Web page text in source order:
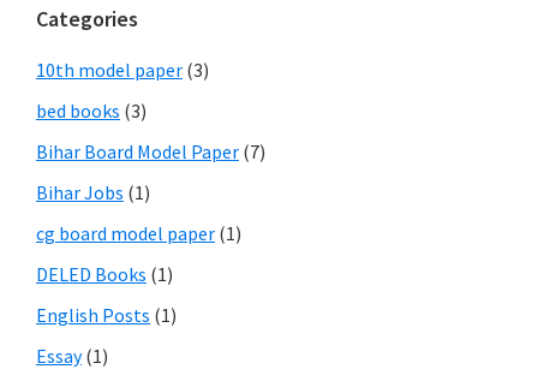
Categories
10th model paper (3)
bed books (3)
Bihar Board Model Paper (7)
Bihar Jobs (1)
cg board model paper (1)
DELED Books (1)
English Posts (1)
Essay(1)